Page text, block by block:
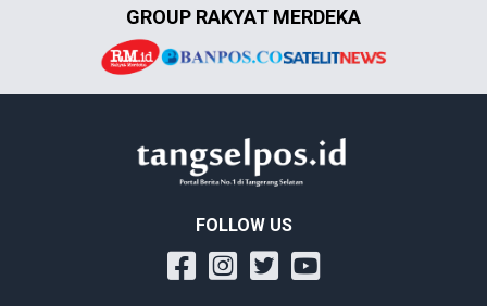
GROUP RAKYAT MERDEKA
FOLLOW US